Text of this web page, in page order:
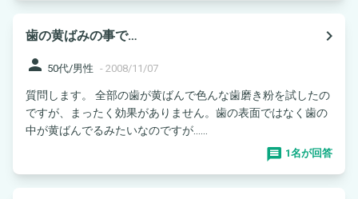
歯の黄ばみの事で…
navigate_next
person 50代/男性 - 2008/11/07
質問します。 全部の歯が黄ばんで色んな歯磨き粉を試したの
ですが、まったく効果がありません。歯の表面ではなく歯の
中が黄ばんでるみたいなのですが…...
1名が回答